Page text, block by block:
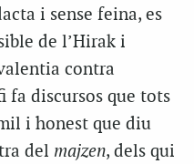
i sense feina, es
de l’Hirak i
contra
fa discursos que tots
i honest que diu
del majzen, dels qui